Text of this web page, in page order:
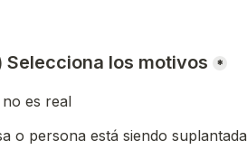
Selecciona los motivos *
es real
o persona está siendo suplantada